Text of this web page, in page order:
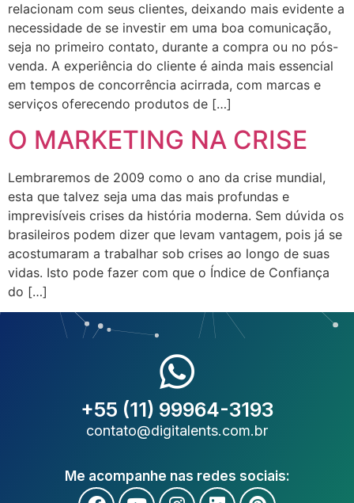
relacionam com seus clientes, deixando mais evidente a
necessidade de se investir em uma boa comunicação,
seja no primeiro contato, durante a compra ou no pós-
venda. A experiência do cliente é ainda mais essencial
em tempos de concorrência acirrada, com marcas e
serviços oferecendo produtos de […]
O MARKETING NA CRISE
Lembraremos de 2009 como o ano da crise mundial,
esta que talvez seja uma das mais profundas e
imprevisíveis crises da história moderna. Sem dúvida os
brasileiros podem dizer que levam vantagem, pois já se
acostumaram a trabalhar sob crises ao longo de suas
vidas. Isto pode fazer com que o Índice de Confiança
do […]
+55 (11) 99964-3193
contato@digitalents.com.br
Me acompanhe nas redes sociais: